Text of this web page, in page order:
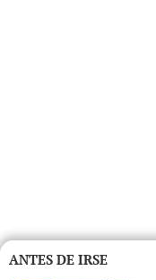
ANTES DE IRSE